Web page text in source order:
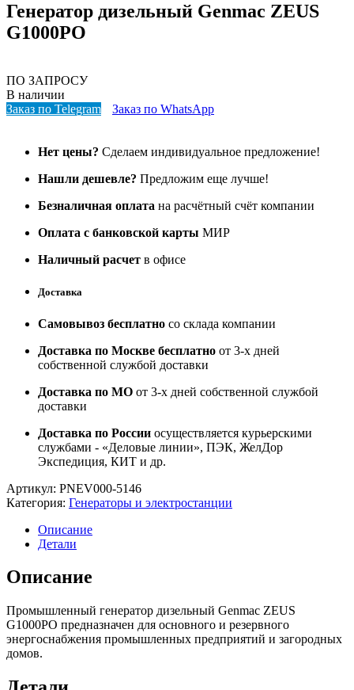
Генератор дизельный Genmac ZEUS
G1000PO
ПО ЗАПРОСУ
В наличии
Заказ по Telegram
Заказ по WhatsApp
Нет цены? Сделаем индивидуальное предложение!
Нашли дешевле? Предложим еще лучше!
Безналичная оплата на расчётный счёт компании
Оплата с банковской карты МИР
Наличный расчет в офисе
Доставка
Самовывоз бесплатно со склада компании
Доставка по Москве бесплатно от 3-х дней
собственной службой доставки
Доставка по МО от 3-х дней собственной службой
доставки
Доставка по России осуществляется курьерскими
службами - «Деловые линии», ПЭК, ЖелДор
Экспедиция, КИТ и др.
Артикул: PNEV000-5146
Категория: Генераторы и электростанции
Описание
Детали
Описание
Промышленный генератор дизельный Genmac ZEUS
G1000PO предназначен для основного и резервного
энергоснабжения промышленных предприятий и загородных
домов.